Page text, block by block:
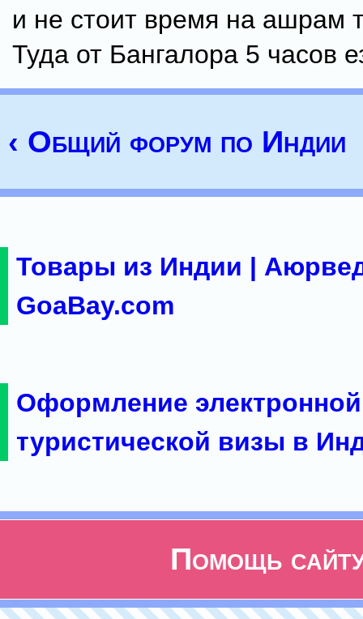
и не стоит время на ашрам
Туда от Бангалора 5 часов
‹ Общий форум по Индии
Товары из Индии |
GoaBay.com
Оформление электронной
туристической визы в
Помощь